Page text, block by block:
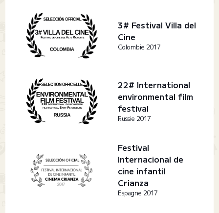
3# Festival Villa del
Cine
Colombie 2017
22# International
environmental film
festival
Russie 2017
Festival
Internacional de
cine infantil
Crianza
Espagne 2017